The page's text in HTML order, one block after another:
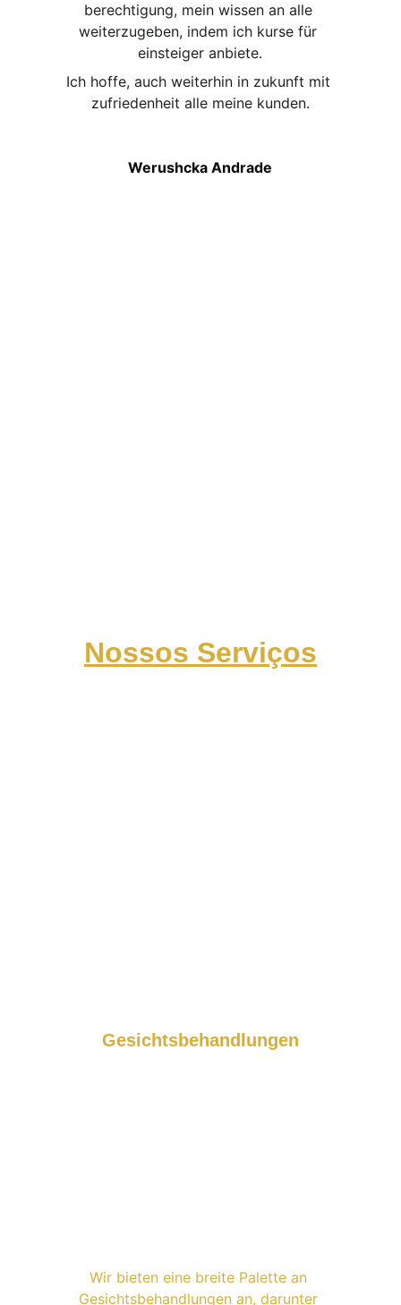
Werushcka Andrade
berechtigung, mein wissen an alle
weiterzugeben, indem ich kurse für
einsteiger anbiete.
Ich hoffe, auch weiterhin in zukunft mit
zufriedenheit alle meine kunden.
Wir bieten eine breite Palette an
Gesichtsbehandlungen an, darunter
Gesichtsbehandlungen
Nossos Serviços